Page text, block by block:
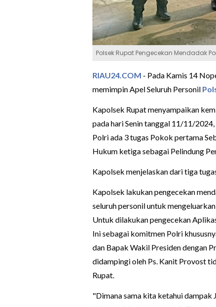
Polsek Rupat Pengecekan Mendadak
RIAU24.COM - Pada Kamis 14
memimpin Apel Seluruh Personil
Kapolsek Rupat menyampaikan
pada hari Senin tanggal 11/11/
Polri ada 3 tugas Pokok pertama
Hukum ketiga sebagai Pelindung
Kapolsek menjelaskan dari tiga
Kapolsek lakukan pengecekan
seluruh personil untuk
Untuk dilakukan pengecekan
Ini sebagai komitmen Polri
dan Bapak Wakil Presiden dengan
didampingi oleh Ps. Kanit Provost
Rupat.
"Dimana sama kita ketahui dampak